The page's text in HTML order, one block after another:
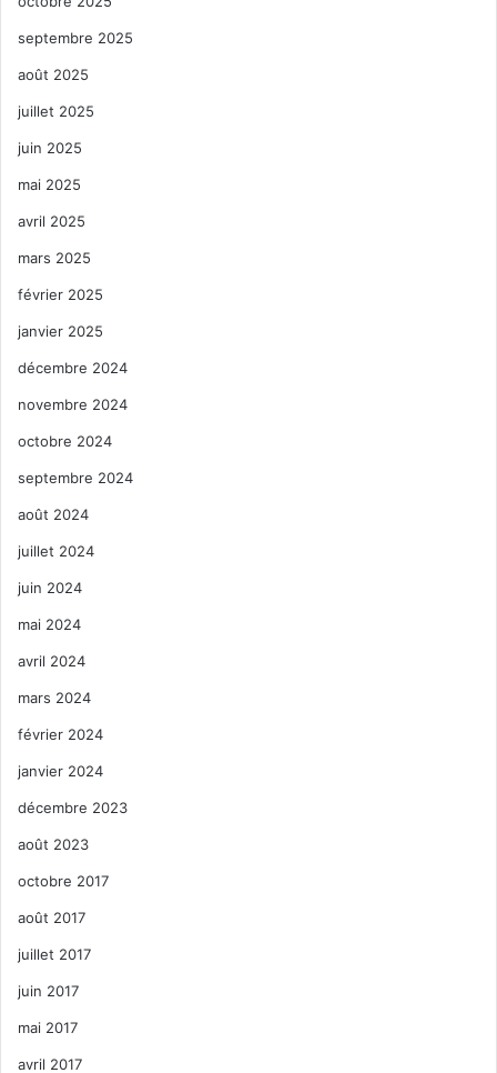
septembre 2025
août 2025
juillet 2025
juin 2025
mai 2025
avril 2025
mars 2025
février 2025
janvier 2025
décembre 2024
novembre 2024
octobre 2024
septembre 2024
août 2024
juillet 2024
juin 2024
mai 2024
avril 2024
mars 2024
février 2024
janvier 2024
décembre 2023
août 2023
octobre 2017
août 2017
juillet 2017
juin 2017
mai 2017
avril 2017